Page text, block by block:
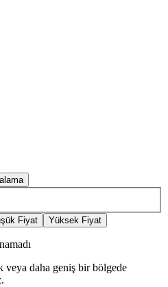
Fiyat Yüksek Fiyat
daha geniş bir bölgede